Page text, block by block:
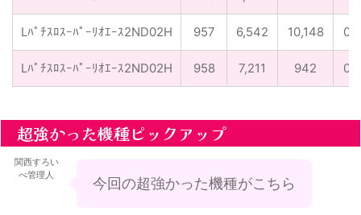
Lﾊﾟﾁｽﾛｽｰﾊﾟｰﾘｵｴｰｽ2ND02H 957 6,542 10,148 0
Lﾊﾟﾁｽﾛｽｰﾊﾟｰﾘｵｴｰｽ2ND02H 958 7,211 942 0
超強かった機種ピックアップ
関西すろい
べ管理人
今回の超強かった機種がこちら